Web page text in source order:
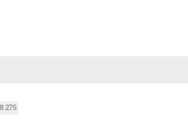
8 275